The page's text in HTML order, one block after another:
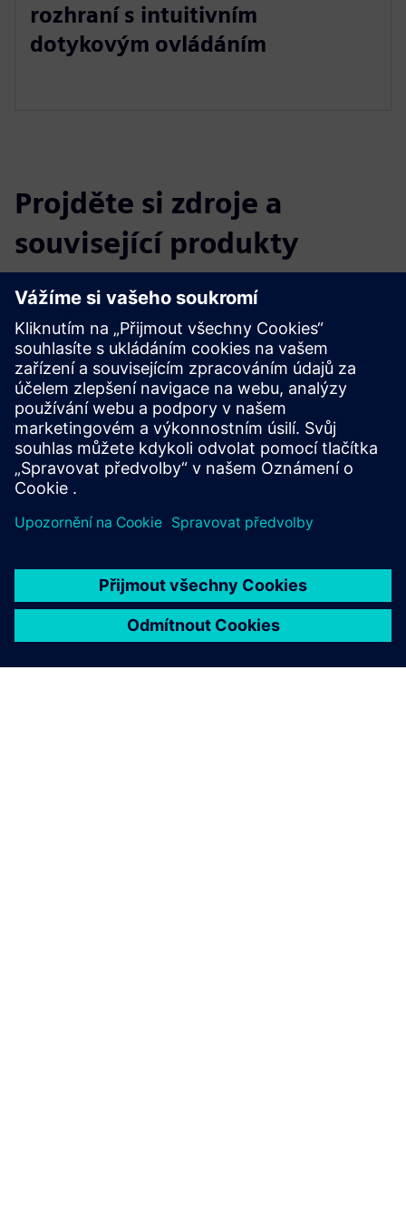
rozhraní s intuitivním
dotykovým ovládáním
Projděte si zdroje a
související produkty
Další informace a zdroje
claire® neo - Produktové video
claire® neo - Brožura
claire® neo - Bílá kniha
Předpoklady